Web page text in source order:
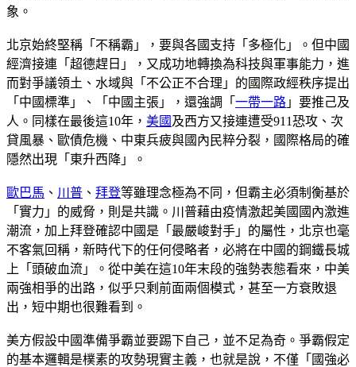
象。
北京始終堅稱「不稱霸」，要與各國支持「多極化」。但中國
經濟接連「超德趕日」，又成功地轉換為科技與軍事能力，進
而對爭議領土、水域與「不公正不合理」的國際政經秩序提出
「中國標準」、「中國主張」，還強調「 一帶一路 」要推己及
人。同樣在最後這10年， 美國 及西方又接連遭受911恐攻、次
貸風暴、歐債危機、中東兵疲與國內民粹分裂，國際格局的確
隱然出現「東升西降」。
歐巴馬 、 川普 、 拜登等雖理念極為不同，但霸主必須制衡基於
「實力」的威脅，則是共識。川普藉由疫情激起美國國內激進
潮流，加上拜登確認中國是「最嚴峻對手」的屬性，北京也毫
不客氣回稱，新時代下的任何侵略者，必將在中國的鋼鐵長城
上「頭破血流」。從中美在這10年末段的強勢表態看來，中美
兩強相爭的出路，似乎只剩前面兩個模式，甚至一方衰敗退
出，短中期也很難看到。
美方假設中國準備爭霸並要踢下自己，並不足為奇。爭霸假定
的基本邏輯是樸素的攻勢現實主義，也就是說，不僅「國強必